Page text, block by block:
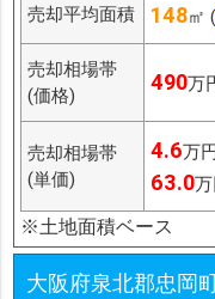
売却平均面積 148㎡ (
売却相場帯
(価格)
490万
売却相場帯
(単価)
4.6万
63.0
※土地面積ベース
大阪府泉北郡忠岡